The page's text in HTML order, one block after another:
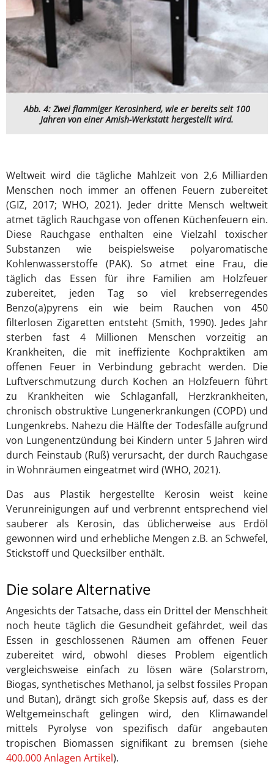
Abb. 4: Zwei flammiger Kerosinherd, wie er bereits seit 100
Jahren von einer Amish-Werkstatt hergestellt wird.
Weltweit wird die tägliche Mahlzeit von 2,6 Milliarden
Menschen noch immer an offenen Feuern zubereitet
(GIZ, 2017; WHO, 2021). Jeder dritte Mensch weltweit
atmet täglich Rauchgase von offenen Küchenfeuern ein.
Diese Rauchgase enthalten eine Vielzahl toxischer
Substanzen wie beispielsweise polyaromatische
Kohlenwasserstoffe (PAK). So atmet eine Frau, die
täglich das Essen für ihre Familien am Holzfeuer
zubereitet, jeden Tag so viel krebserregendes
Benzo(a)pyrens ein wie beim Rauchen von 450
filterlosen Zigaretten entsteht (Smith, 1990). Jedes Jahr
sterben fast 4 Millionen Menschen vorzeitig an
Krankheiten, die mit ineffiziente Kochpraktiken am
offenen Feuer in Verbindung gebracht werden. Die
Luftverschmutzung durch Kochen an Holzfeuern führt
zu Krankheiten wie Schlaganfall, Herzkrankheiten,
chronisch obstruktive Lungenerkrankungen (COPD) und
Lungenkrebs. Nahezu die Hälfte der Todesfälle aufgrund
von Lungenentzündung bei Kindern unter 5 Jahren wird
durch Feinstaub (Ruß) verursacht, der durch Rauchgase
in Wohnräumen eingeatmet wird (WHO, 2021).
Das aus Plastik hergestellte Kerosin weist keine
Verunreinigungen auf und verbrennt entsprechend viel
sauberer als Kerosin, das üblicherweise aus Erdöl
gewonnen wird und erhebliche Mengen z.B. an Schwefel,
Stickstoff und Quecksilber enthält.
Die solare Alternative
Angesichts der Tatsache, dass ein Drittel der Menschheit
noch heute täglich die Gesundheit gefährdet, weil das
Essen in geschlossenen Räumen am offenen Feuer
zubereitet wird, obwohl dieses Problem eigentlich
vergleichsweise einfach zu lösen wäre (Solarstrom,
Biogas, synthetisches Methanol, ja selbst fossiles Propan
und Butan), drängt sich große Skepsis auf, dass es der
Weltgemeinschaft gelingen wird, den Klimawandel
mittels Pyrolyse von spezifisch dafür angebauten
tropischen Biomassen signifikant zu bremsen (siehe
400.000 Anlagen Artikel).